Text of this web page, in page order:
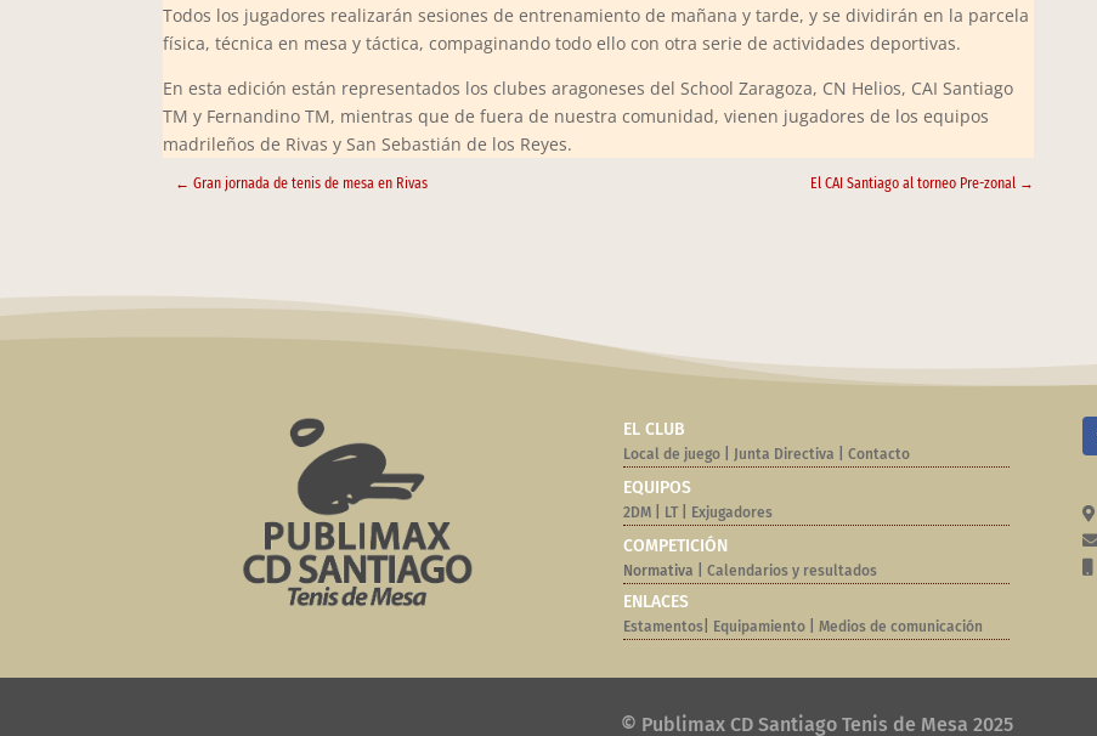
Todos los jugadores realizarán sesiones de entrenamiento de mañana y tarde, y se dividirán en la parcela
física, técnica en mesa y táctica, compaginando todo ello con otra serie de actividades deportivas.
En esta edición están representados los clubes aragoneses del School Zaragoza, CN Helios, CAI Santiago
TM y Fernandino TM, mientras que de fuera de nuestra comunidad, vienen jugadores de los equipos
madrileños de Rivas y San Sebastián de los Reyes.
←Gran jornada de tenis de mesa en Rivas El CAI Santiago al torneo Pre-zonal →
EL CLUB
Local de juego| Junta Directiva Contacto
EQUIPOS
2DM| LT| Exjugadores
COMPETICIÓN
Normativa | Calendarios y resultados
ENLACES
Estamentos| Equipamiento| Medios de comunicación
© Publimax CD Santiago Tenis de Mesa 2025